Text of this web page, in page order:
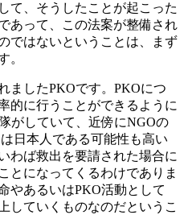
て、そうしたことが起こった
あって、この法案が整備され
ではないということは、まず
。
ましたPKOです。PKOにつ
的に行うことができるように
がしていて、近傍にNGOの
日本人である可能性も高い
わば救出を要請された場合に
とになってくるわけでありま
やあるいはPKO活動として
していくものなのだというこ